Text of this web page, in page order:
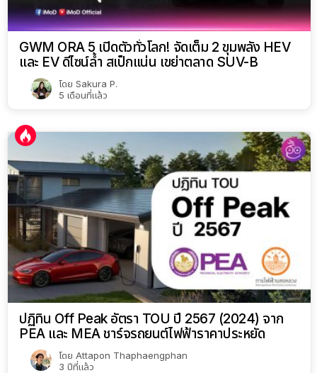
GWM ORA 5 เปิดตัวทั่วโลก! จัดเต็ม 2 ขุมพลัง HEV
และ EV ดีไซน์ล้ำ สเป็กแน่น เขย่าตลาด SUV-B
โดย Sakura P.
5 เดือนที่แล้ว
ปฏิทิน Off Peak อัตรา TOU ปี 2567 (2024) จาก
PEA และ MEA ชาร์จรถยนต์ไฟฟ้าราคาประหยัด
โดย Attapon Thaphaengphan
3 ปีที่แล้ว